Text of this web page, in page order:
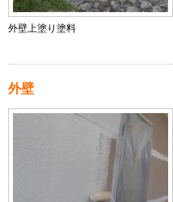
外壁上塗り塗料
外壁